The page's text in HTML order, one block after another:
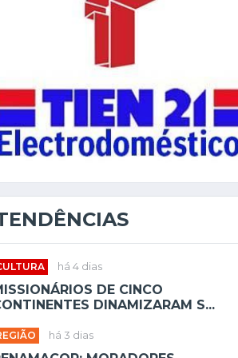
há 4 dias
DE CINCO
DINAMIZARAM S...
há 3 dias